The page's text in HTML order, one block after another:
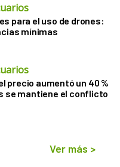
para el uso de drones:
mínimas
precio aumentó un 40 %
se mantiene el conflicto
Ver más >